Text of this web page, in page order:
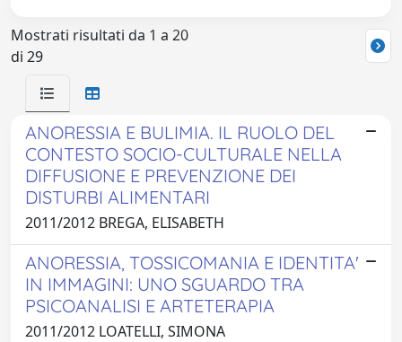
Mostrati risultati da 1 a 20
di 29
ANORESSIA E BULIMIA. IL RUOLO DEL
CONTESTO SOCIO-CULTURALE NELLA
DIFFUSIONE E PREVENZIONE DEI
DISTURBI ALIMENTARI
2011/2012 BREGA, ELISABETH
ANORESSIA, TOSSICOMANIA E IDENTITA'
IN IMMAGINI: UNO SGUARDO TRA
PSICOANALISI E ARTETERAPIA
2011/2012 LOATELLI, SIMONA